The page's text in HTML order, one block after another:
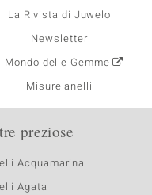
La Rivista di Juwelo
Newsletter
Mondo delle Gemme
Misure anelli
preziose
Acquamarina
Agata